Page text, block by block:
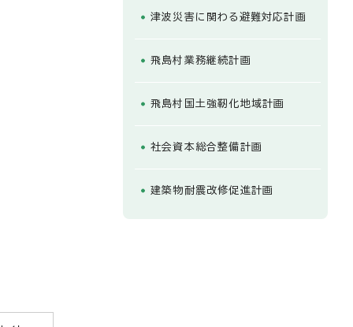
津波災害に関わる避難対応計画
飛島村業務継続計画
飛島村国土強靭化地域計画
社会資本総合整備計画
建築物耐震改修促進計画